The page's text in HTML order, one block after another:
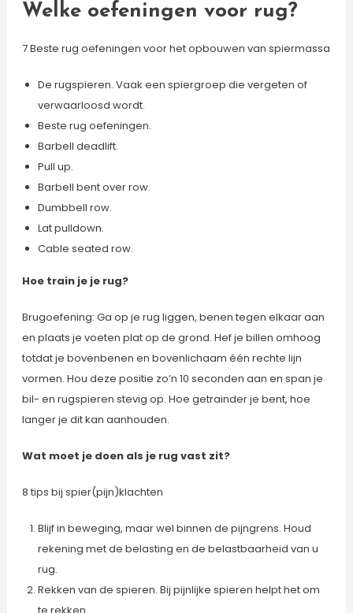
Welke oefeningen voor rug?
7 Beste rug oefeningen voor het opbouwen van spiermassa
De rugspieren. Vaak een spiergroep die vergeten of
verwaarloosd wordt.
Beste rug oefeningen.
Barbell deadlift.
Pull up.
Barbell bent over row.
Dumbbell row.
Lat pulldown.
Cable seated row.
Hoe train je je rug?
Brugoefening: ​Ga op je rug liggen, benen tegen elkaar aan
en plaats je voeten plat op de grond. Hef je billen omhoog
totdat je bovenbenen en bovenlichaam één rechte lijn
vormen. Hou deze positie zo’n 10 seconden aan en span je
bil- en rugspieren stevig op. Hoe getrainder je bent, hoe
langer je dit kan aanhouden.
Wat moet je doen als je rug vast zit?
8 tips bij spier(pijn)klachten
Blijf in beweging, maar wel binnen de pijngrens. Houd
rekening met de belasting en de belastbaarheid van u
rug.
Rekken van de spieren. Bij pijnlijke spieren helpt het om